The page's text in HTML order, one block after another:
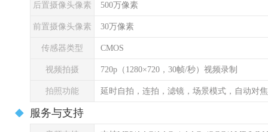
后置摄像头像素 500万像素
前置摄像头像素 30万像素
传感器类型 CMOS
视频拍摄 720p（1280×720，30帧/秒）视频录制
拍照功能 延时自拍，连拍，滤镜，场景模式，自动对焦
服务与支持